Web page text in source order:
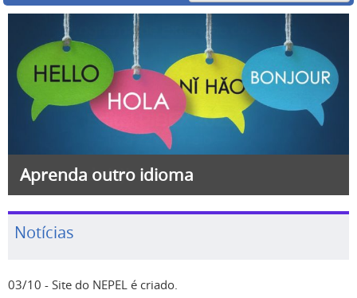
Aprenda outro idioma
Notícias
03/10 - Site do NEPEL é criado.